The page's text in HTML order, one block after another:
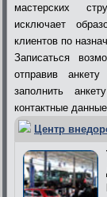
мастерских
исключает
клиентов по
Записаться
отправив
заполнить
контактные
Центр